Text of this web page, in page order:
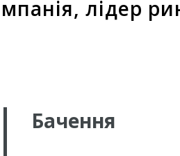
лідер
Бачення